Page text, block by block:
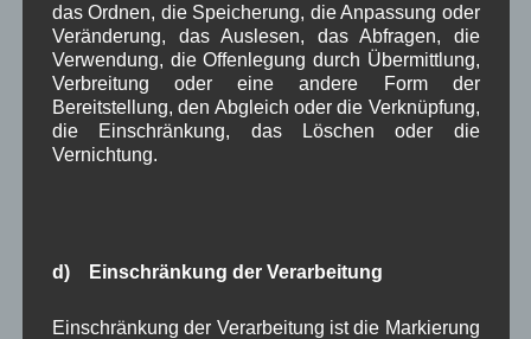
Name*
das Ordnen, die Speicherung, die Anpassung oder
Veränderung, das Auslesen, das Abfragen, die
Verwendung, die Offenlegung durch Übermittlung,
Verbreitung oder eine andere Form der
Bereitstellung, den Abgleich oder die Verknüpfung,
die Einschränkung, das Löschen oder die
Vernichtung.
d) Einschränkung der Verarbeitung
Einschränkung der Verarbeitung ist die Markierung